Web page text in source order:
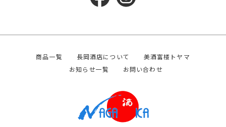
商品一覧 長岡酒店について
美酒富楼トヤマ
お知らせ一覧
お問い合わせ